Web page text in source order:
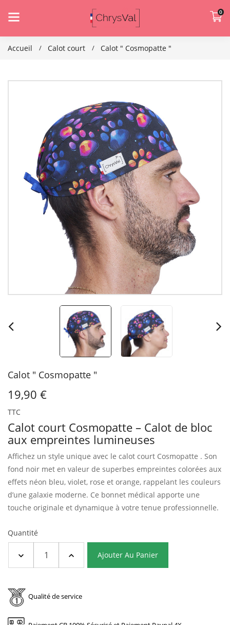
0
Accueil Calot court Calot " Cosmopatte "
Calot " Cosmopatte "
19,90 €
TTC
Calot court Cosmopatte – Calot de bloc
aux empreintes lumineuses
Affichez un style unique avec le calot court Cosmopatte . Son
fond noir met en valeur de superbes empreintes colorées aux
effets néon bleu, violet, rose et orange, rappelant les couleurs
d’une galaxie moderne. Ce bonnet médical apporte une
touche originale et dynamique à votre tenue professionnelle.
Quantité
Ajouter Au Panier
Qualité de service